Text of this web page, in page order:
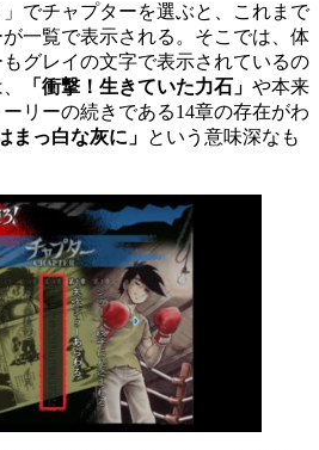
」でチャプターを選ぶと、これまで
一覧で表示される。そこでは、体
グレイの文字で表示されているの
「衝撃！生きていた力石」 や本来
リーの続きである14章の存在がわ
まっ白な灰に」 という意味深なも